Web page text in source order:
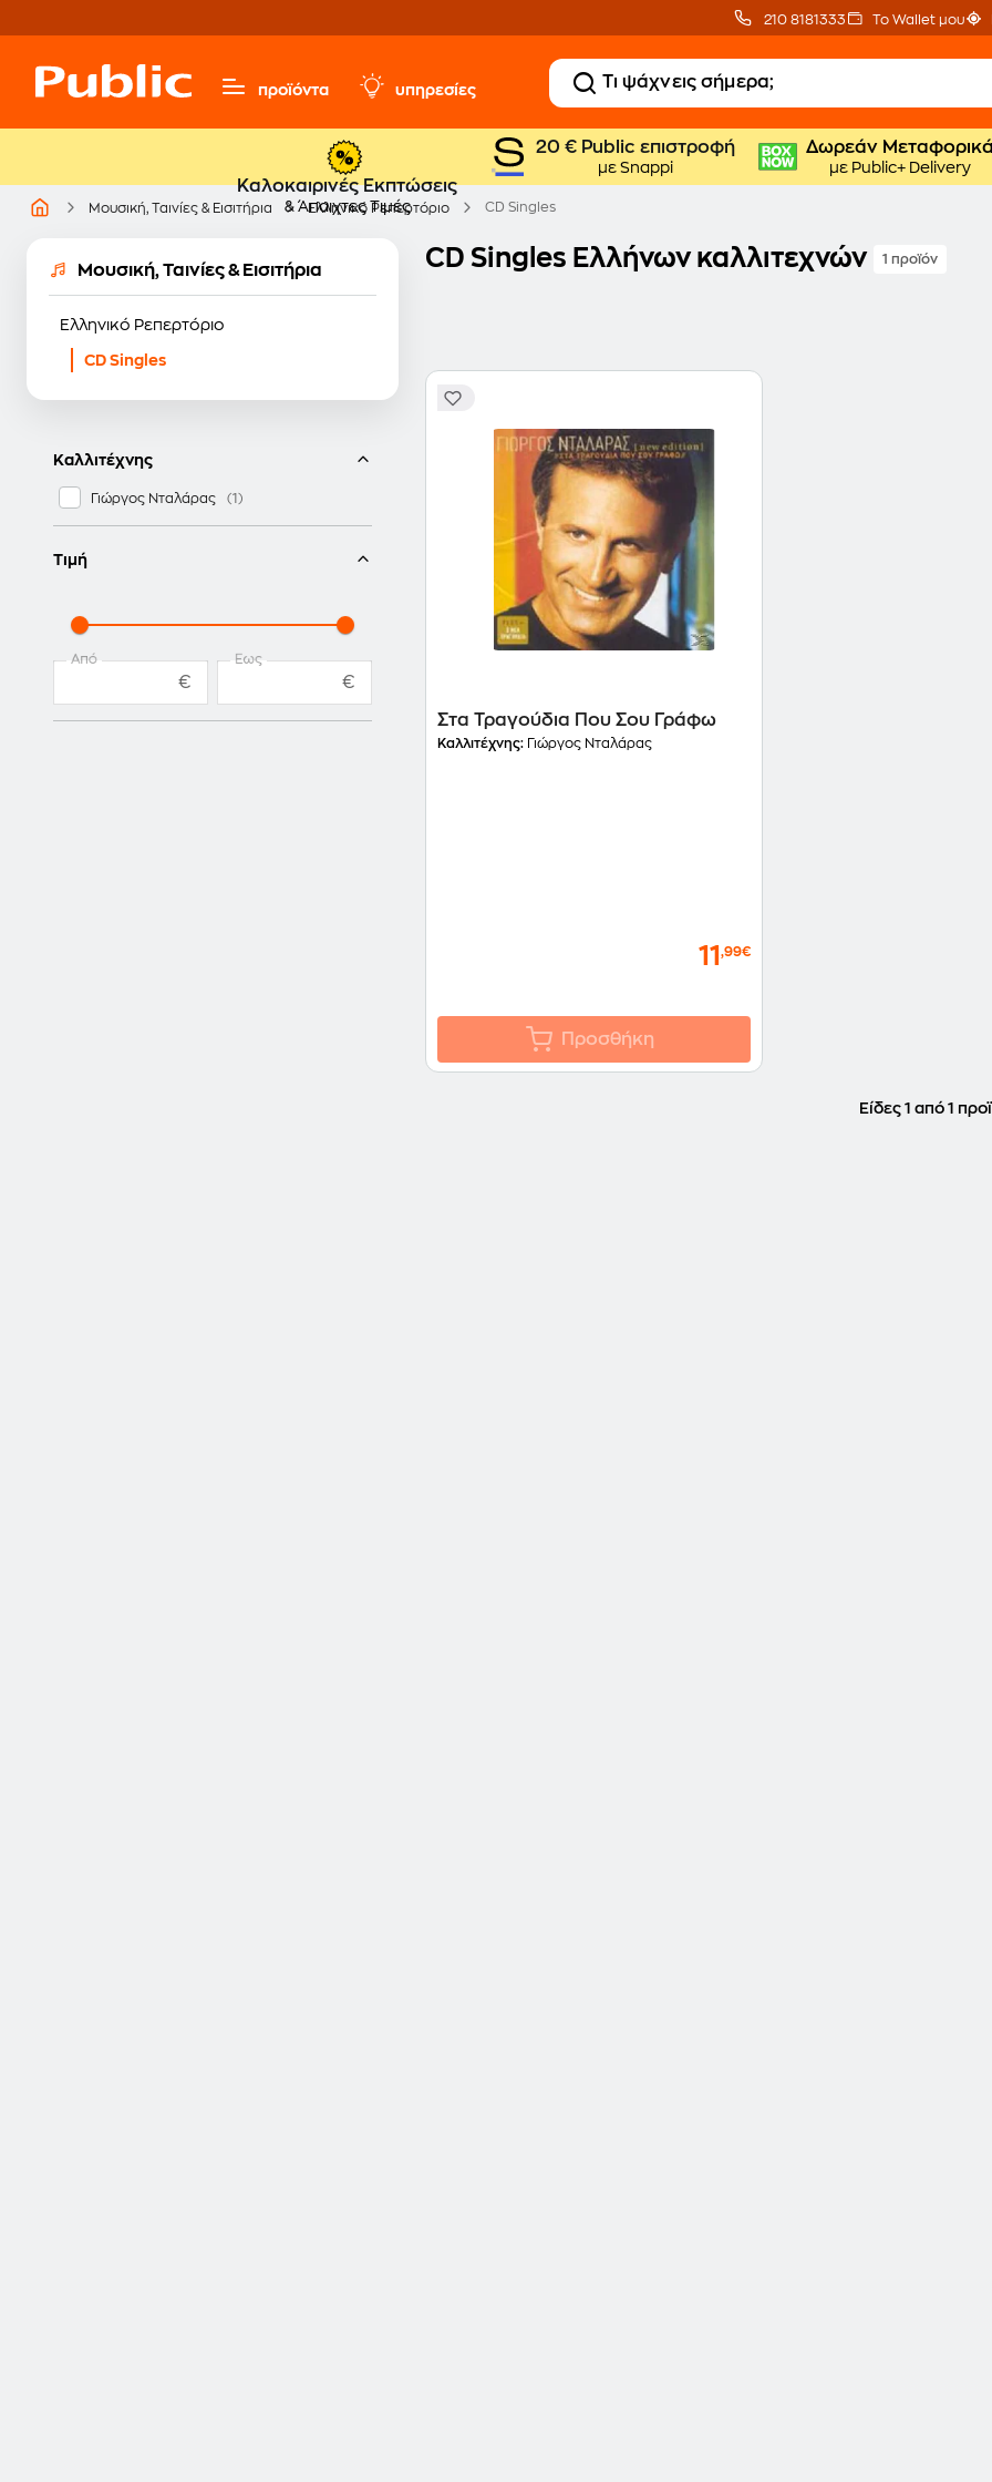
210 8181333 Το Wallet μου
προϊόντα υπηρεσίες
Καλοκαιρινές Εκπτώσεις
& Άπαιχτες Τιμές
20 € Public επιστροφή
με Snappi
Δωρεάν Μεταφορικά
με Public+ Delivery
Μουσική, Ταινίες & Εισιτήρια Ελληνικό Ρεπερτόριο CD Singles
Μουσική, Ταινίες & Εισιτήρια
Ελληνικό Ρεπερτόριο
CD Singles
Καλλιτέχνης
Γιώργος Νταλάρας ‎
Τιμή
Από
€
Έως
€
CD Singles Ελλήνων καλλιτεχνών 1 προϊόν
Στα Τραγούδια Που Σου Γράφω
Καλλιτέχνης: Γιώργος Νταλάρας ‎
11,99€
Προσθήκη
Είδες 1 από 1